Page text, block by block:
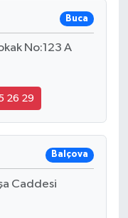
Buca
No:123 A
26 29
Balçova
Caddesi